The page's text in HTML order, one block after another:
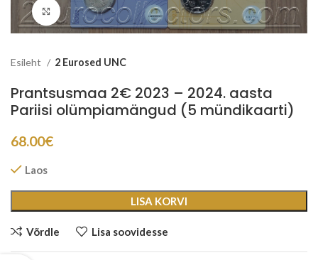
Suurenda
Esileht 2 Eurosed UNC
Prantsusmaa 2€ 2023 – 2024. aasta
Pariisi olümpiamängud (5 mündikaarti)
68.00€
Laos
LISA KORVI
Võrdle Lisa soovidesse